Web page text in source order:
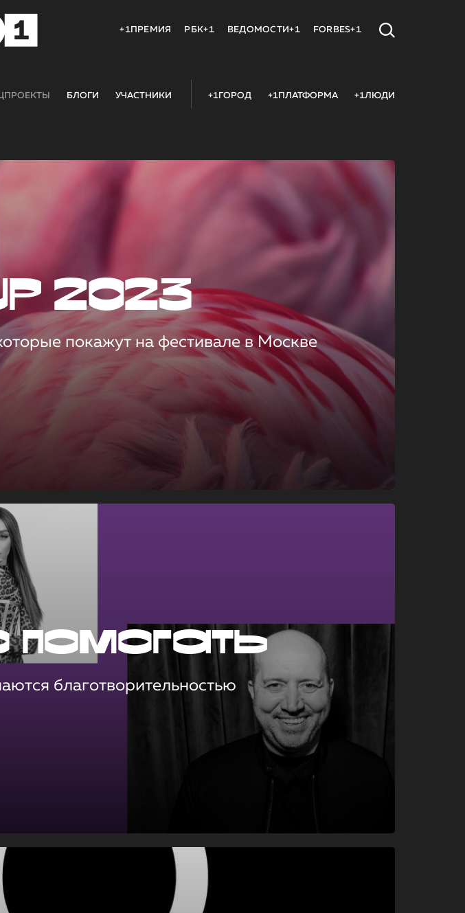
+1ПРЕМИЯ РБК+1 ВЕДОМОСТИ+1 FORBES+1
БЛОГИ УЧАСТНИКИ +1ГОРОД +1ПЛАТФОРМА +1ЛЮДИ
2023
покажут на фестивале в Москве
помогать
благотворительностью